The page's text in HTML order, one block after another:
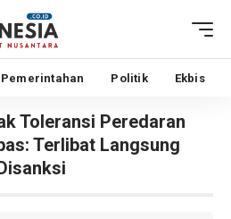
Pemerintahan Politik Ekbis
Toleransi Peredaran
Terlibat Langsung